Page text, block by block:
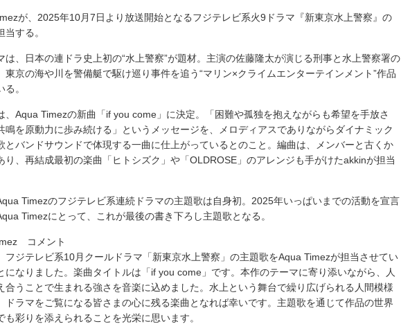
が、2025年10月7日より放送開始となるフジテレビ系火9ドラマ『新東京水上警察』の
当する。
、日本の連ドラ史上初の“水上警察”が題材。主演の佐藤隆太が演じる刑事と水上警察署の
東京の海や川を警備艇で駆け巡り事件を追う“マリン×クライムエンターテインメント”作品
る。
Aqua Timezの新曲「if you come」に決定。「困難や孤独を抱えながらも希望を手放さ
鳴を原動力に歩み続ける」というメッセージを、メロディアスでありながらダイナミック
とバンドサウンドで体現する一曲に仕上がっているとのこと。編曲は、メンバーと古くか
り、再結成最初の楽曲「ヒトシズク」や「OLDROSE」のアレンジも手がけたakkinが担当
Timezのフジテレビ系連続ドラマの主題歌は自身初。2025年いっぱいまでの活動を宣言
Timezにとって、これが最後の書き下ろし主題歌となる。
コメント
フジテレビ系10月クールドラマ「新東京水上警察」の主題歌をAqua Timezが担当させてい
になりました。楽曲タイトルは「if you come」です。本作のテーマに寄り添いながら、人
合うことで生まれる強さを音楽に込めました。水上という舞台で繰り広げられる人間模様
ドラマをご覧になる皆さまの心に残る楽曲となれば幸いです。主題歌を通じて作品の世界
も彩りを添えられることを光栄に思います。